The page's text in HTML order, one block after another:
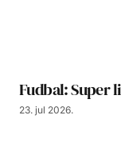
Fudbal: Super
23. jul 2026.